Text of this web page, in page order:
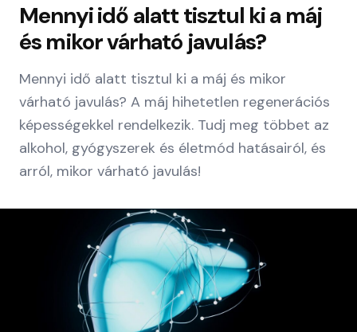
Mennyi idő alatt tisztul ki a máj
és mikor várható javulás?
Mennyi idő alatt tisztul ki a máj és mikor
várható javulás? A máj hihetetlen regenerációs
képességekkel rendelkezik. Tudj meg többet az
alkohol, gyógyszerek és életmód hatásairól, és
arról, mikor várható javulás!